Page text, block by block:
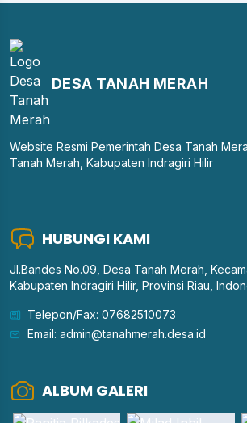
DESA TANAH MERAH
Website Resmi Pemerintah Desa Tanah
Tanah Merah, Kabupaten Indragiri Hilir
HUBUNGI KAMI
Jl.Bandes No.09, Desa Tanah Merah,
Kabupaten Indragiri Hilir, Provinsi Riau,
Telepon/Fax: 07682510073
Email: admin@tanahmerah.desa.id
ALBUM GALERI